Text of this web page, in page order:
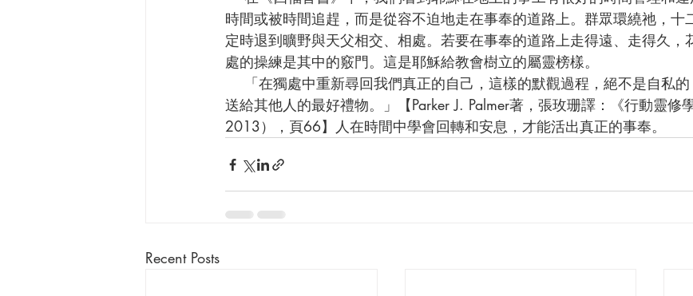
時間或被時間追趕，而是從容不迫地走在事奉的道路上。群眾環繞祂，十
定時退到曠野與天父相交、相處。若要在事奉的道路上走得遠、走得久，
處的操練是其中的竅門。這是耶穌給教會樹立的屬靈榜樣。
送給其他人的最好禮物。」【Parker J. Palmer著，張玫珊譯：《行動靈修
2013），頁66】人在時間中學會回轉和安息，才能活出真正的事奉。
Recent Posts